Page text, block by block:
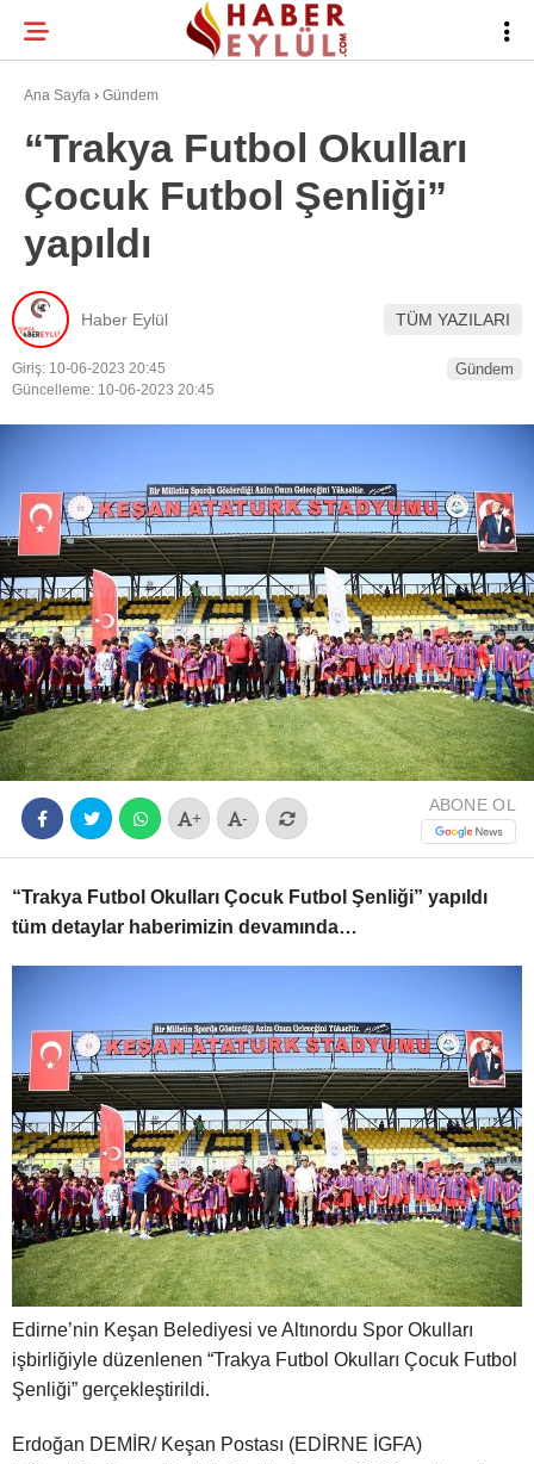
WhatsApp İhbar
Instagram
Youtube
30.4
BURSA HABERLERI
BURSASPOR
GÜNDEM
EĞITIM
TEKNOLOJI
Ana Sayfa › Gündem
“Trakya Futbol Okulları
Çocuk Futbol Şenliği”
yapıldı
Haber Eylül TÜM YAZILARI
Giriş: 10-06-2023 20:45
Güncelleme: 10-06-2023 20:45
Gündem
+ -
ABONE OL
“Trakya Futbol Okulları Çocuk Futbol Şenliği” yapıldı
tüm detaylar haberimizin devamında…
Edirne’nin Keşan Belediyesi ve Altınordu Spor Okulları
işbirliğiyle düzenlenen “Trakya Futbol Okulları Çocuk Futbol
Şenliği” gerçekleştirildi.
Erdoğan DEMİR/ Keşan Postası (EDİRNE İGFA)